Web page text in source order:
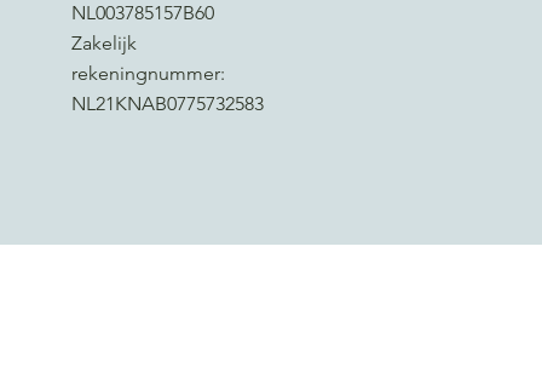
NL003785157B60
Zakelijk
rekeningnummer:
NL21KNAB0775732583